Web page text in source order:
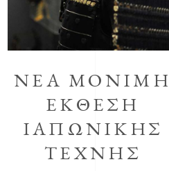
ΝΕΑ ΜΟΝΙΜΗ
ΕΚΘΕΣΗ
ΙΑΠΩΝΙΚΗΣ
ΤΕΧΝΗΣ